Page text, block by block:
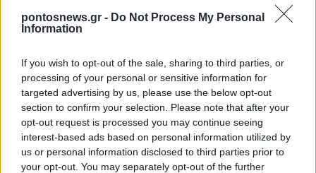
pontosnews.gr - Do Not Process My Personal
Information
If you wish to opt-out of the sale, sharing to third parties, or
processing of your personal or sensitive information for
targeted advertising by us, please use the below opt-out
section to confirm your selection. Please note that after your
opt-out request is processed you may continue seeing
interest-based ads based on personal information utilized by
us or personal information disclosed to third parties prior to
your opt-out. You may separately opt-out of the further
7/08/2026 - 6:50μμ